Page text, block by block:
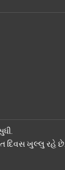
ગેલેરી
ગેલરી
દિવસ ખુલ્લુ રહે છે.